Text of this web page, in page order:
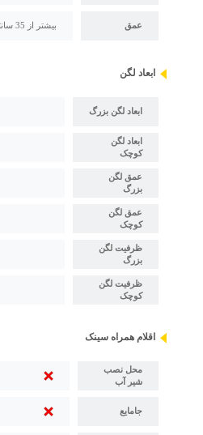
عمق بیشتر از 35 سانتیمتر
ابعاد لگن
ابعاد لگن بزرگ
ابعاد لگن
کوچک
عمق لگن
بزرگ
عمق لگن
کوچک
ظرفیت لگن
بزرگ
ظرفیت لگن
کوچک
اقلام همراه سینک
محل نصب
شیر آب
جامایع